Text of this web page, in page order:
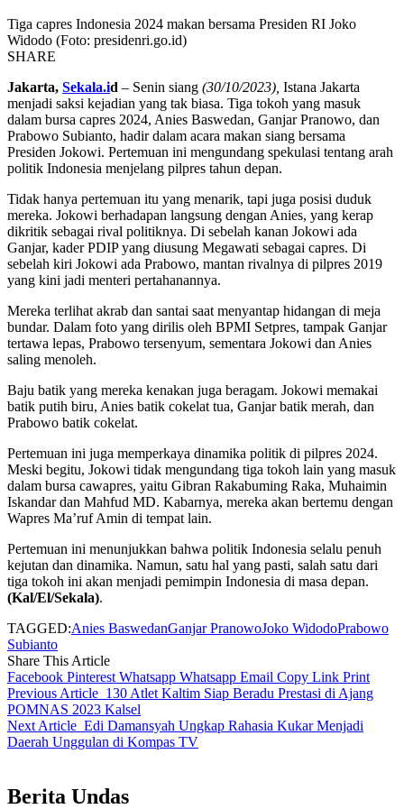
Tiga capres Indonesia 2024 makan bersama Presiden RI Joko
Widodo (Foto: presidenri.go.id)
SHARE
Jakarta, Sekala.id – Senin siang (30/10/2023), Istana Jakarta
menjadi saksi kejadian yang tak biasa. Tiga tokoh yang masuk
dalam bursa capres 2024, Anies Baswedan, Ganjar Pranowo, dan
Prabowo Subianto, hadir dalam acara makan siang bersama
Presiden Jokowi. Pertemuan ini mengundang spekulasi tentang arah
politik Indonesia menjelang pilpres tahun depan.
Tidak hanya pertemuan itu yang menarik, tapi juga posisi duduk
mereka. Jokowi berhadapan langsung dengan Anies, yang kerap
dikritik sebagai rival politiknya. Di sebelah kanan Jokowi ada
Ganjar, kader PDIP yang diusung Megawati sebagai capres. Di
sebelah kiri Jokowi ada Prabowo, mantan rivalnya di pilpres 2019
yang kini jadi menteri pertahanannya.
Mereka terlihat akrab dan santai saat menyantap hidangan di meja
bundar. Dalam foto yang dirilis oleh BPMI Setpres, tampak Ganjar
tertawa lepas, Prabowo tersenyum, sementara Jokowi dan Anies
saling menoleh.
Baju batik yang mereka kenakan juga beragam. Jokowi memakai
batik putih biru, Anies batik cokelat tua, Ganjar batik merah, dan
Prabowo batik cokelat.
Pertemuan ini juga memperkaya dinamika politik di pilpres 2024.
Meski begitu, Jokowi tidak mengundang tiga tokoh lain yang masuk
dalam bursa cawapres, yaitu Gibran Rakabuming Raka, Muhaimin
Iskandar dan Mahfud MD. Kabarnya, mereka akan bertemu dengan
Wapres Ma’ruf Amin di tempat lain.
Pertemuan ini menunjukkan bahwa politik Indonesia selalu penuh
kejutan dan dinamika. Namun, satu hal yang pasti, salah satu dari
tiga tokoh ini akan menjadi pemimpin Indonesia di masa depan.
(Kal/El/Sekala).
TAGGED:Anies BaswedanGanjar PranowoJoko WidodoPrabowo
Subianto
Share This Article
Facebook Pinterest Whatsapp Whatsapp Email Copy Link Print
Previous Article 130 Atlet Kaltim Siap Beradu Prestasi di Ajang
POMNAS 2023 Kalsel
Next Article Edi Damansyah Ungkap Rahasia Kukar Menjadi
Daerah Unggulan di Kompas TV
Berita Undas